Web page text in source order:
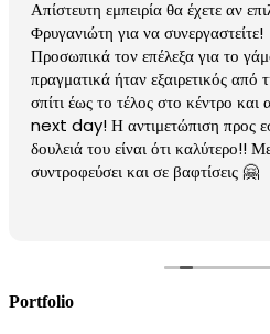
Απίστευτη εμπειρία θα έχετε αν
Φρυγανιώτη για να συνεργαστείτε!
Προσωπικά τον επέλεξα για το
πραγματικά ήταν εξαιρετικός από
σπίτι έως το τέλος στο κέντρο και
next day! Η αντιμετώπιση προς
δουλειά του είναι ότι καλύτερο!!
συντροφεύσει και σε βαφτίσεις 🤗
Portfolio